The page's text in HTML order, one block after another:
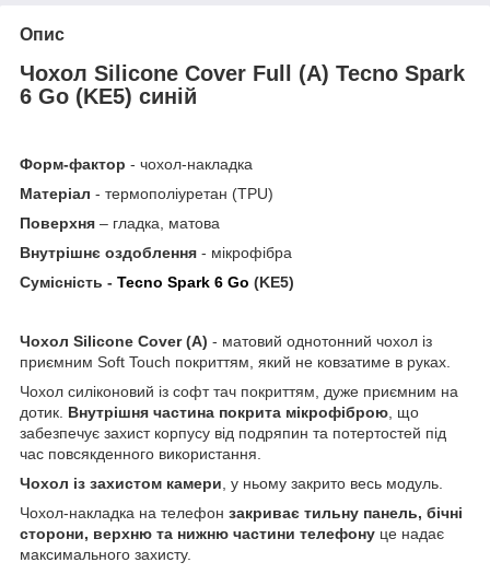
Опис
Чохол Silicone Cover Full (A) Tecno Spark
6 Go (KE5) синій
Форм-фактор - чохол-накладка
Матеріал - термополіуретан (TPU)
Поверхня – гладка, матова
Внутрішнє оздоблення - мікрофібра
Сумісність - Tecno Spark 6 Go (KE5)
Чохол Silicone Cover(A) - матовий однотонний чохол із
приємним Soft Touch покриттям, який не ковзатиме в руках.
Чохол силіконовий із софт тач покриттям, дуже приємним на
дотик. Внутрішня частина покрита мікрофіброю, що
забезпечує захист корпусу від подряпин та потертостей під
час повсякденного використання.
Чохол із захистом камери, у ньому закрито весь модуль.
Чохол-накладка на телефон закриває тильну панель, бічні
сторони, верхню та нижню частини телефону це надає
максимального захисту.